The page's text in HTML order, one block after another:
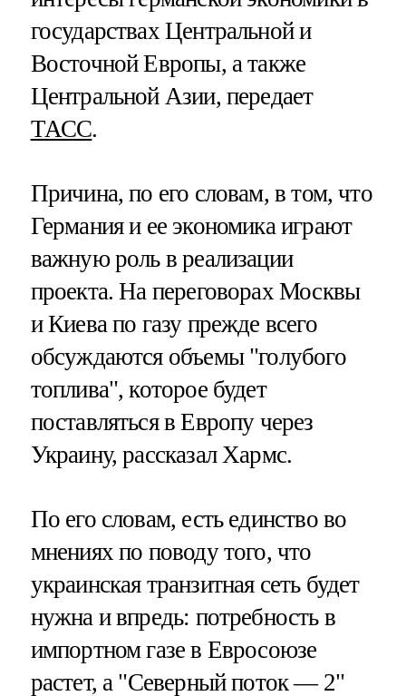
государствах Центральной и
Восточной Европы, а также
Центральной Азии, передает
ТАСС.
Причина, по его словам, в том, что
Германия и ее экономика играют
важную роль в реализации
проекта. На переговорах Москвы
и Киева по газу прежде всего
обсуждаются объемы "голубого
топлива", которое будет
поставляться в Европу через
Украину, рассказал Хармс.
По его словам, есть единство во
мнениях по поводу того, что
украинская транзитная сеть будет
нужна и впредь: потребность в
импортном газе в Евросоюзе
растет, а "Северный поток — 2"